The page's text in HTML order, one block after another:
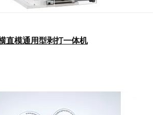
直模通用型剥打一体机